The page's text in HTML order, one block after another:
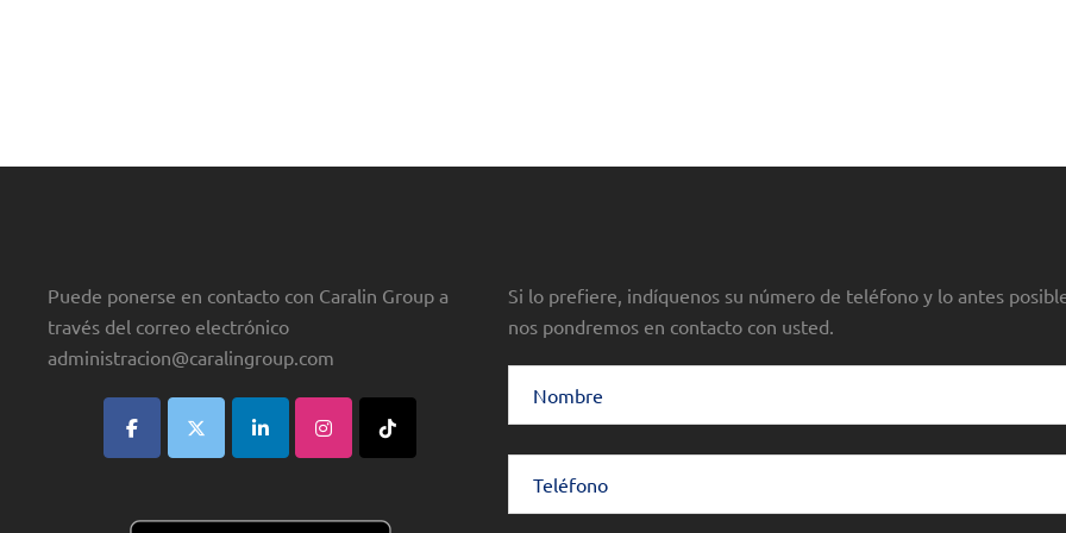
Puede ponerse en contacto con Caralin Group a
través del correo electrónico
administracion@caralingroup.com
Si lo prefiere, indíquenos su número de teléfono y lo antes
nos pondremos en contacto con usted.